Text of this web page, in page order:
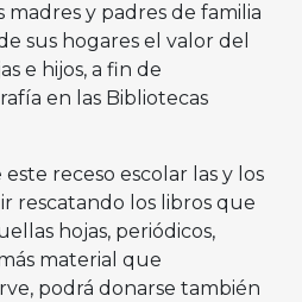
madres y padres de familia
sus hogares el valor del
e hijos, a fin de
en las Bibliotecas
receso escolar las y los
rescatando los libros que
hojas, periódicos,
material que
podrá donarse también